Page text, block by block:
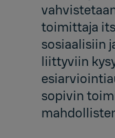
toimittaja
sosiaalisiin
liittyviin
sopivin